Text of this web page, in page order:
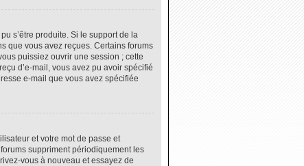
s’être produite. Si le support de la
que vous avez reçues. Certains forums
puissiez ouvrir une session ; cette
d’e-mail, vous avez pu avoir spécifié
e-mail que vous avez spécifiée
et votre mot de passe et
suppriment périodiquement les
vous à nouveau et essayez de